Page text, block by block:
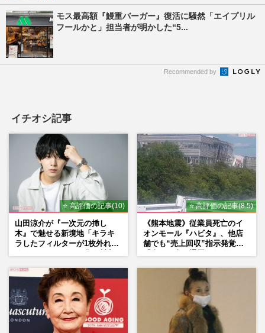
モス最高額『鰻重バーガー』復活に騒然「エイプリル
フールかと」担当者が明かした“5...
Recommended by
イチオシ記事
⭐ 高評価の記事(10)
山田涼介が『一次元の挿し
木』で魅せる新境地「キラキ
ラしたフィルターが1枚外れて
⭐ 高評価の記事(8.5)
《熊本地震》従業員死亡のイ
オンモール『ハビタ』、他店
舗でも“売上回収”指示発覚で